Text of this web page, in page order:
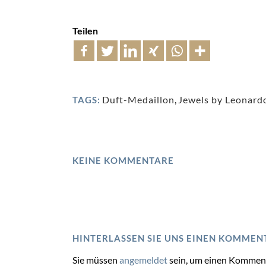
Teilen
TAGS: Duft-Medaillon, Jewels by
KEINE KOMMENTARE
HINTERLASSEN SIE UNS EINEN
Sie müssen angemeldetsein, um einen